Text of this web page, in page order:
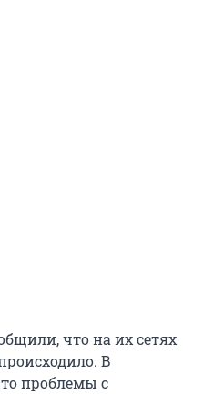
что на их сетях
В
проблемы с